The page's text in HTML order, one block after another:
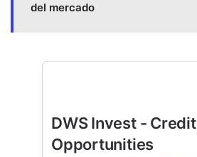
del mercado
DWS Invest - Credit
Opportunities